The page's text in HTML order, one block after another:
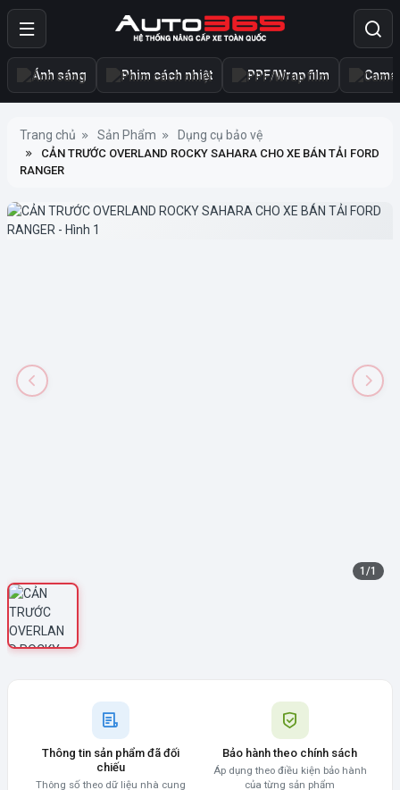
Ánh sáng Phim cách nhiệt PPF/Wrap film
Trang chủ Sản Phẩm Dụng cụ bảo vệ
CẢN TRƯỚC OVERLAND ROCKY SAHARA CHO XE BÁN TẢI FORD
RANGER
1 /1
Thông tin sản phẩm đã đối
chiếu
Thông số theo dữ liệu nhà cung
Bảo hành theo chính sách
Áp dụng theo điều kiện bảo hành
của từng sản phẩm